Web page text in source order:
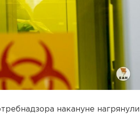
накануне нагрянули